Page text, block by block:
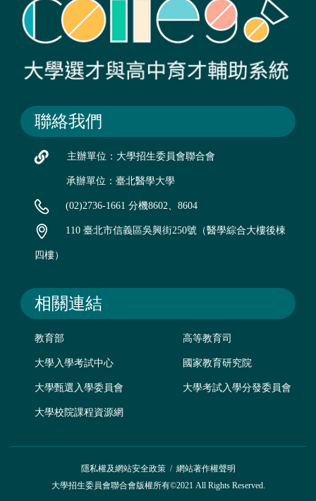
聯絡我們
主辦單位：大學招生委員會聯合會
承辦單位：臺北醫學大學
(02)2736-1661 分機8602、8604
110 臺北市信義區吳興街250號（醫學綜合大樓後棟
四樓）
相關連結
教育部 高等教育司
大學入學考試中心 國家教育研究院
大學甄選入學委員會 大學考試入學分發委員會
大學校院課程資源網
隱私權及網站安全政策/ 網站著作權聲明
大學招生委員會聯合會版權所有©2021 All Rights Reserved.